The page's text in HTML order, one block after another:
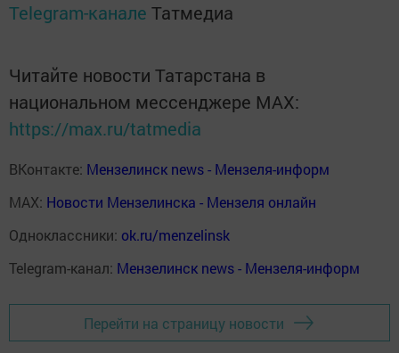
Telegram-канале Татмедиа
Читайте новости Татарстана в
национальном мессенджере MАХ:
https://max.ru/tatmedia
ВКонтакте: Мензелинск news - Мензеля-информ
MAX: Новости Мензелинска - Мензеля онлайн
Одноклассники: ok.ru/menzelinsk
Telegram-канал: Мензелинск news - Мензеля-информ
Перейти на страницу новости